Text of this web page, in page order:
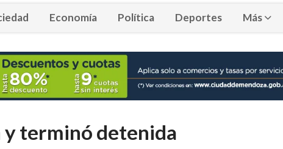
Economía Política Deportes Más
y terminó detenida